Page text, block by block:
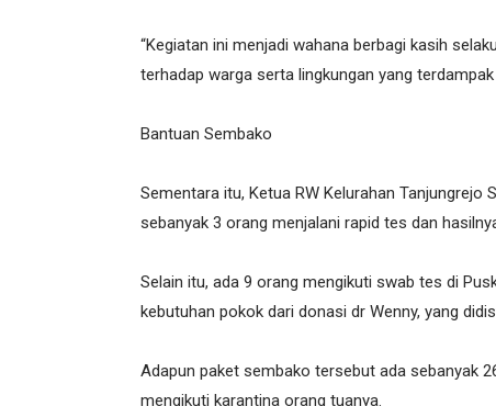
“Kegiatan ini menjadi wahana berbagi kasih
terhadap warga serta lingkungan yang terdampak
Bantuan Sembako
Sementara itu, Ketua RW Kelurahan
sebanyak 3 orang menjalani rapid tes dan
Selain itu, ada 9 orang mengikuti swab tes di
kebutuhan pokok dari donasi dr Wenny, yang
Adapun paket sembako tersebut ada sebanyak
mengikuti karantina orang tuanya.